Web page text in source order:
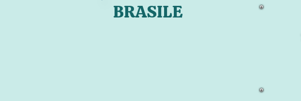
BRASILE